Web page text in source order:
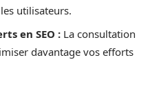
utilisateurs.
en SEO : La consultation
davantage vos efforts